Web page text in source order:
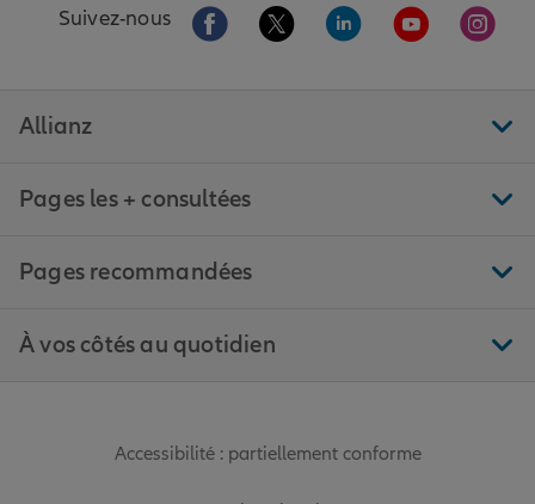
Suivez-nous Aller sur la page Facebook de Allianz
Aller sur la page Twitter de
Aller sur la page
Aller sur la
Aller
Allianz
Pages les + consultées
Pages recommandées
À vos côtés au quotidien
Accessibilité : partiellement conforme